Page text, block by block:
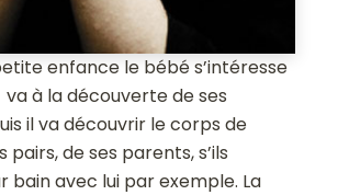
enfance le bébé s’intéresse
à la découverte de ses
il va découvrir le corps de
pairs, de ses parents, s’ils
bain avec lui par exemple. La